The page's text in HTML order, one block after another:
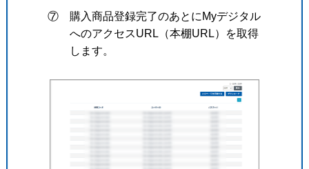
⑦ 購入商品登録完了のあとにMyデジタル
へのアクセスURL（本棚URL）を取得
します。